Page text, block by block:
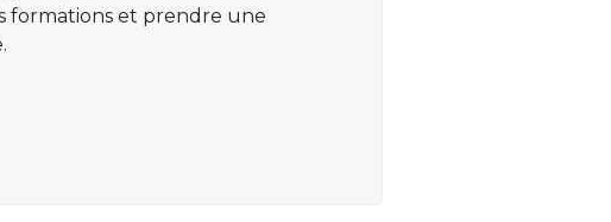
formations et prendre une